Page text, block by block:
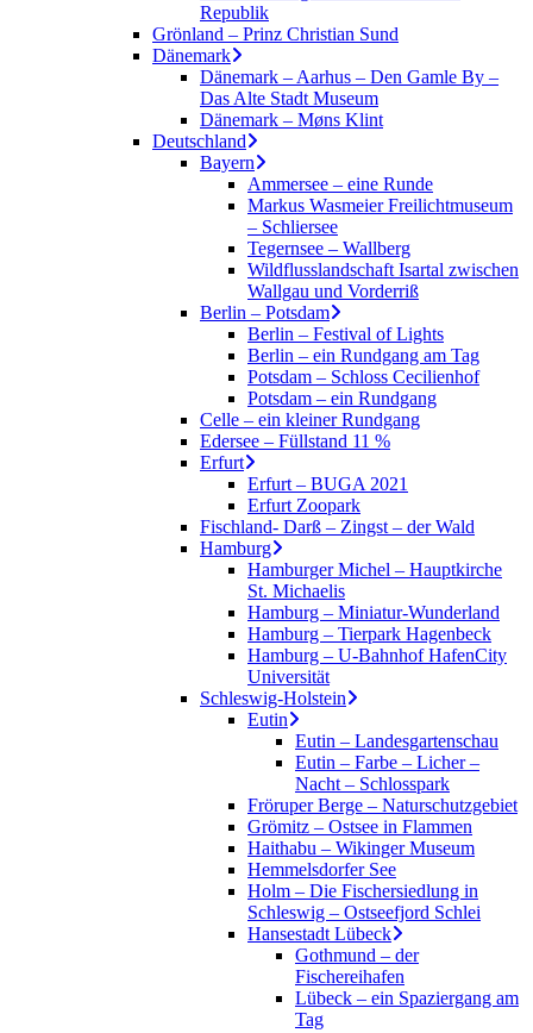
Republik
Grönland – Prinz Christian Sund
Dänemark
Dänemark – Aarhus – Den Gamle By –
Das Alte Stadt Museum
Dänemark – Møns Klint
Deutschland
Bayern
Ammersee – eine Runde
Markus Wasmeier Freilichtmuseum
– Schliersee
Tegernsee – Wallberg
Wildflusslandschaft Isartal zwischen
Wallgau und Vorderriß
Berlin – Potsdam
Berlin – Festival of Lights
Berlin – ein Rundgang am Tag
Potsdam – Schloss Cecilienhof
Potsdam – ein Rundgang
Celle – ein kleiner Rundgang
Edersee – Füllstand 11 %
Erfurt
Erfurt – BUGA 2021
Erfurt Zoopark
Fischland- Darß – Zingst – der Wald
Hamburg
Hamburger Michel – Hauptkirche
St. Michaelis
Hamburg – Miniatur-Wunderland
Hamburg – Tierpark Hagenbeck
Hamburg – U-Bahnhof HafenCity
Universität
Schleswig-Holstein
Eutin
Eutin – Landesgartenschau
Eutin – Farbe – Licher –
Nacht – Schlosspark
Fröruper Berge – Naturschutzgebiet
Grömitz – Ostsee in Flammen
Haithabu – Wikinger Museum
Hemmelsdorfer See
Holm – Die Fischersiedlung in
Schleswig – Ostseefjord Schlei
Hansestadt Lübeck
Gothmund – der
Fischereihafen
Lübeck – ein Spaziergang am
Tag